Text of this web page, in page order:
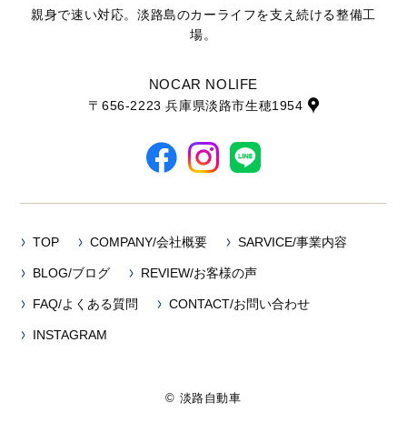
親身で速い対応。淡路島のカーライフを支え続ける整備工
場。
NOCAR NOLIFE
〒656-2223 兵庫県淡路市生穂1954
TOP COMPANY/会社概要 SARVICE/事業内容
BLOG/ブログ REVIEW/お客様の声
FAQ/よくある質問 CONTACT/お問い合わせ
INSTAGRAM
© 淡路自動車